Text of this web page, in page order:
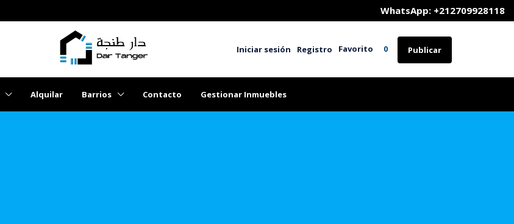
	WhatsApp: +212709928118
Iniciar sesión Registro Favorito 0 Publicar
Alquilar Barrios Contacto Gestionar Inmuebles